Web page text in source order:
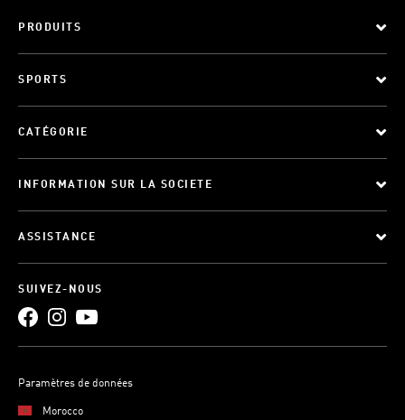
PRODUITS
SPORTS
CATÉGORIE
INFORMATION SUR LA SOCIETE
ASSISTANCE
SUIVEZ-NOUS
Paramètres de données
Morocco